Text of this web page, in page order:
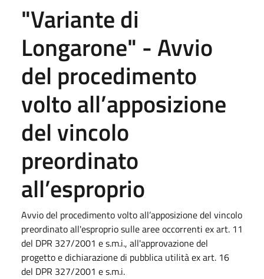
"Variante di
Longarone" - Avvio
del procedimento
volto all’apposizione
del vincolo
preordinato
all’esproprio
Avvio del procedimento volto all’apposizione del vincolo
preordinato all'esproprio sulle aree occorrenti ex art. 11
del DPR 327/2001 e s.m.i., all'approvazione del
progetto e dichiarazione di pubblica utilità ex art. 16
del DPR 327/2001 e s.m.i.